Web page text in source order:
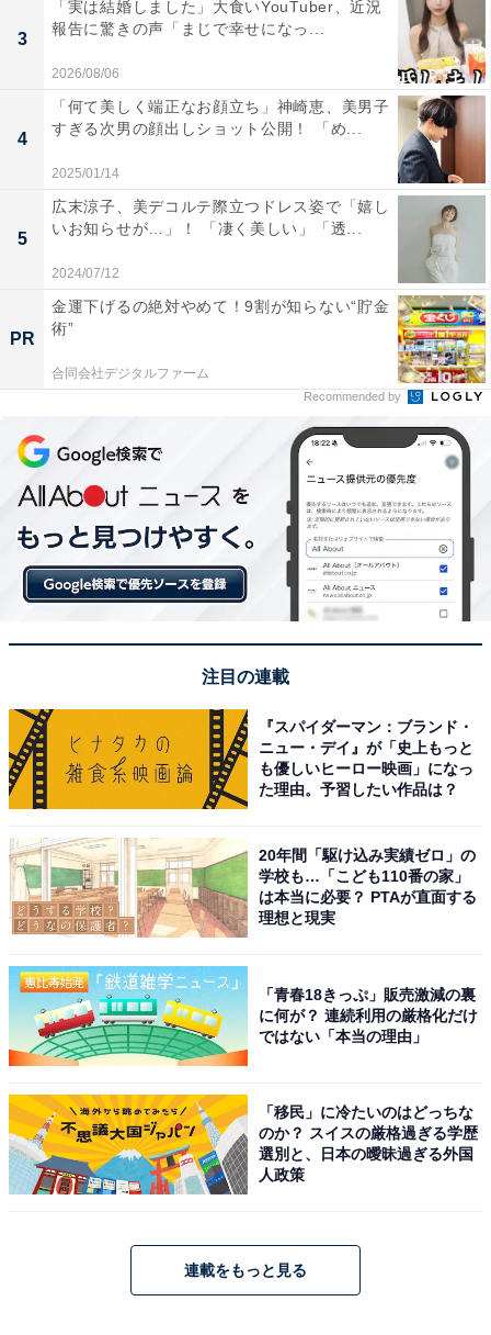
3
「実は結婚しました」大食いYouTuber、近況
報告に驚きの声「まじで幸せになっ...
2026/08/06
4
「何て美しく端正なお顔立ち」神崎恵、美男子
すぎる次男の顔出しショット公開！ 「め...
2025/01/14
5
広末涼子、美デコルテ際立つドレス姿で「嬉し
いお知らせが…」！ 「凄く美しい」「透...
2024/07/12
PR
金運下げるの絶対やめて！9割が知らない“貯金
術”
合同会社デジタルファーム
Recommended by
注目の連載
『スパイダーマン：ブランド・
ニュー・デイ』が「史上もっと
も優しいヒーロー映画」になっ
た理由。予習したい作品は？
20年間「駆け込み実績ゼロ」の
学校も…「こども110番の家」
は本当に必要？ PTAが直面する
理想と現実
「青春18きっぷ」販売激減の裏
に何が？ 連続利用の厳格化だけ
ではない「本当の理由」
「移民」に冷たいのはどっちな
のか？ スイスの厳格過ぎる学歴
選別と、日本の曖昧過ぎる外国
人政策
連載をもっと見る